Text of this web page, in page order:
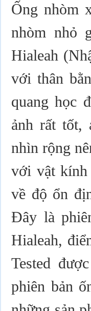
Ống nhòm
nhòm nhỏ
Hialeah
với thân
quang học
ảnh rất tốt,
nhìn rộng
với vật kính
về độ ổn
Đây là
Hialeah,
Tested
phiên bản